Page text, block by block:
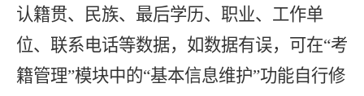
认籍贯、民族、最后学历、职业、工作单
位、联系电话等数据，如数据有误，可在“考
籍管理”模块中的“基本信息维护”功能自行修